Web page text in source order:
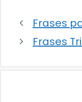
Frases
Frases